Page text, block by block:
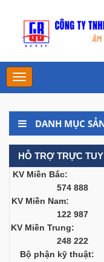
Main
Menu
DANH MỤC
HỖ TRỢ TRỰC
KV Miền Bắc:
574 888
KV Miền Nam:
122 987
KV Miền
248 222
Bộ phận kỹ